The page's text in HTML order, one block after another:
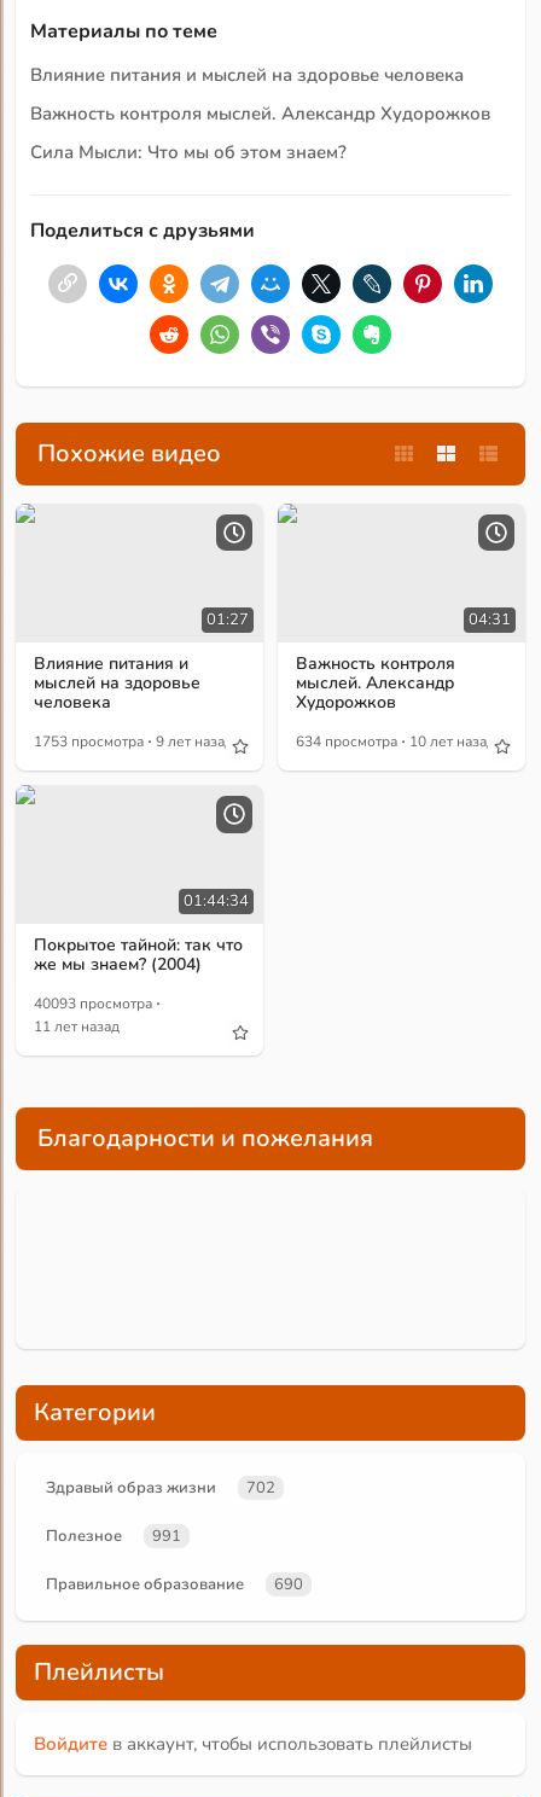
Материалы по теме
Влияние питания и мыслей на здоровье человека
Важность контроля мыслей. Александр Худорожков
Сила Мысли: Что мы об этом знаем?
Поделиться с друзьями
Похожие видео
01:27
Влияние питания и
мыслей на здоровье
человека
1753 просмотра · 9 лет назад
04:31
Важность контроля
мыслей. Александр
Худорожков
634 просмотра · 10 лет назад
01:44:34
Покрытое тайной: так что
же мы знаем? (2004)
40093 просмотра ·
11 лет назад
Благодарности и пожелания
Категории
Здравый образ жизни 702
Полезное 991
Правильное образование 690
Плейлисты
Войдите в аккаунт, чтобы использовать плейлисты